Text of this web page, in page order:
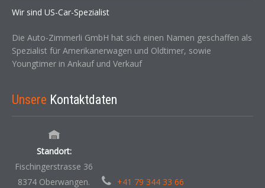
Wir sind US-Car-Spezialist
Die Auto-Zimmerli GmbH hat sich einen Namen geschaffen als
Spezialist für Amerikanerwagen und Oldtimer, sowie
Youngtimer in Ankauf und Verkauf
Unsere Kontaktdaten
Standort:
Fischingerstrasse 36
8374 Oberwangen.
+41 79 344 33 66